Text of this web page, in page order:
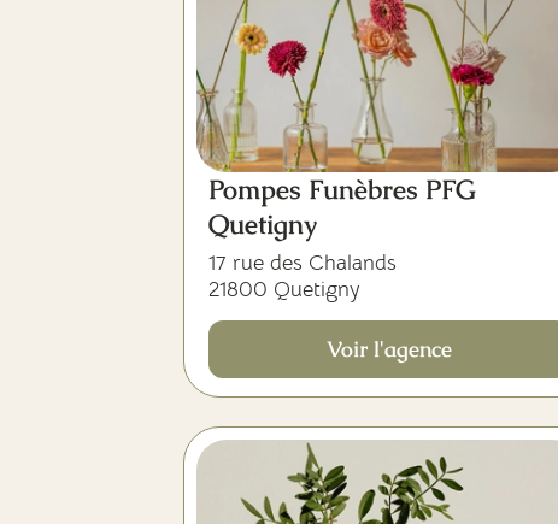
Pompes Funèbres PFG
Quetigny
17 rue des Chalands
21800 Quetigny
Voir l'agence